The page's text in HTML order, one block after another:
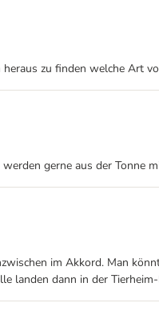
zu finden welche Art
gerne aus der Tonne
im Akkord. Man
landen dann in der